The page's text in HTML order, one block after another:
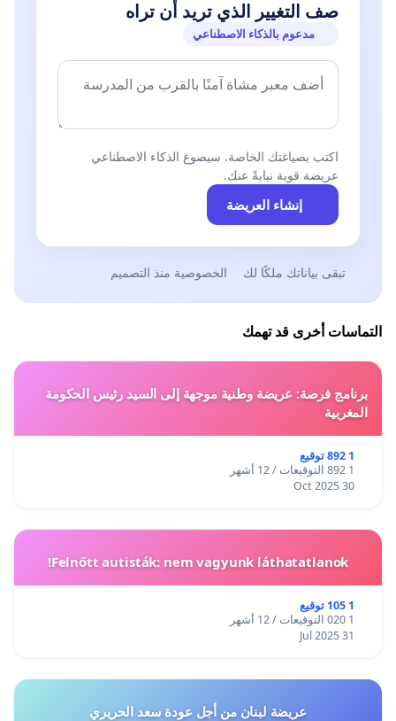
صف التغيير الذي تريد أن تراه
مدعوم بالذكاء الاصطناعي
اكتب بصياغتك الخاصة. سيصوغ الذكاء الاصطناعي
عريضة قوية نيابةً عنك.
إنشاء العريضة
تبقى بياناتك ملكًا لك الخصوصية منذ التصميم
التماسات أخرى قد تهمك
برنامج فرصة: عريضة وطنية موجهة إلى السيد رئيس الحكومة
المغربية
1 892 توقيع
1 892 التوقيعات / 12 أشهر
30 Oct 2025
Felnőtt autisták: nem vagyunk láthatatlanok!
1 105 توقيع
1 020 التوقيعات / 12 أشهر
31 Jul 2025
عريضة لبنان من أجل عودة سعد الحريري